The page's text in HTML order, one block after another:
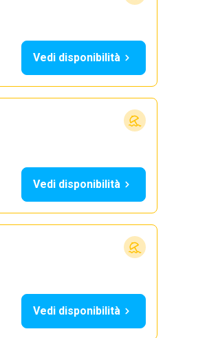
Vedi disponibilità
Vedi disponibilità
Vedi disponibilità